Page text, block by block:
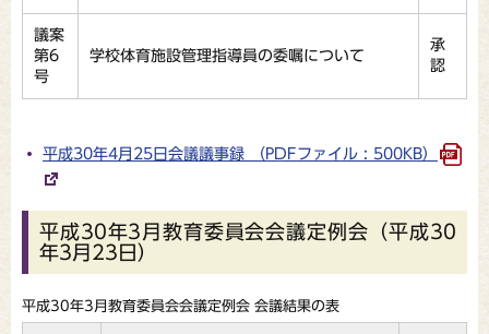
議案
第6
号
学校体育施設管理指導員の委嘱について
承
認
平成30年4月25日会議議事録 （PDFファイル : 500KB）
平成30年3月教育委員会会議定例会（平成30
年3月23日）
平成30年3月教育委員会会議定例会 会議結果の表